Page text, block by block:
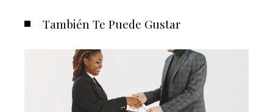
También Te Puede Gustar